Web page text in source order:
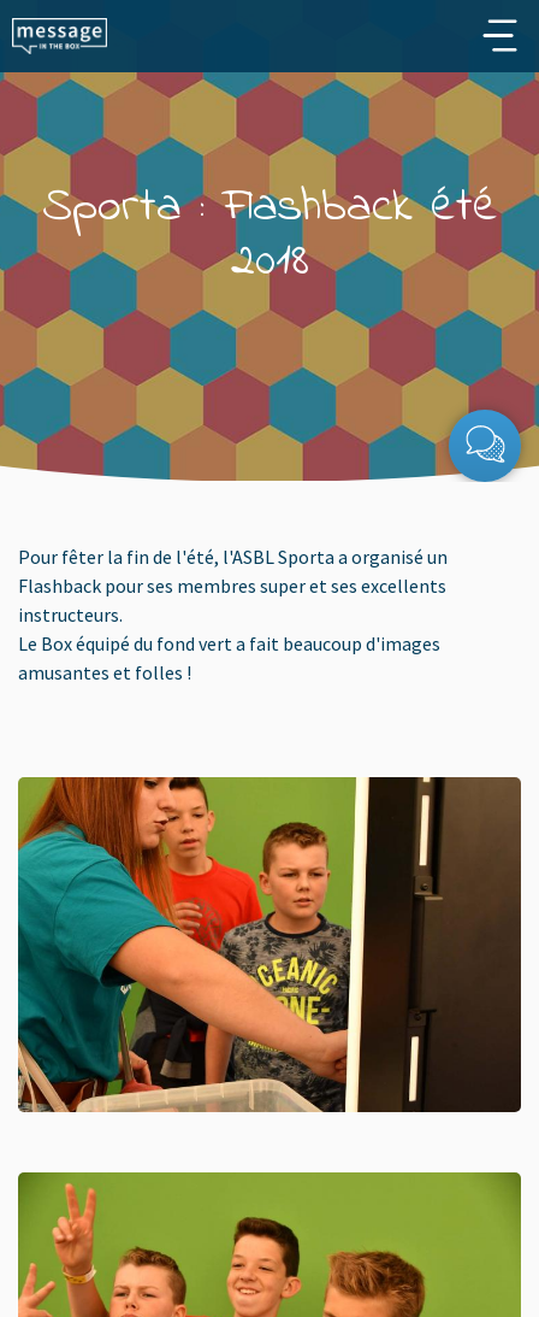
Skip to main content
Sporta : Flashback été
2018
Pour fêter la fin de l'été, l'ASBL Sporta a organisé un
Flashback pour ses membres super et ses excellents
instructeurs.
Le Box équipé du fond vert a fait beaucoup d'images
amusantes et folles !